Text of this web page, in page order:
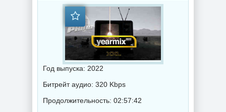
Год выпуска: 2022
Битрейт аудио: 320 Kbps
Продолжительность: 02:57:42